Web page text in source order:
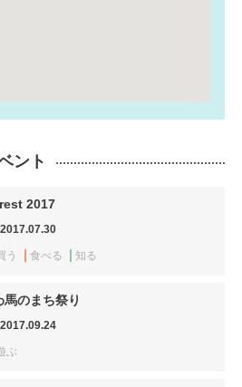
ント
2017
2017.07.30
う 食べる 知る
馬のまち祭り
2017.09.24
ぶ